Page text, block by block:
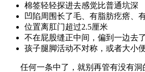
棉签轻轻探进去感觉比普通坑深
凹陷周围长了毛、有脂肪疙瘩、
位置离肛门超过2.5厘米
不在屁股缝正中间，偏到一边去了
孩子腿脚活动不对称，或者大小
任何一条中了，就别再管有没有洞